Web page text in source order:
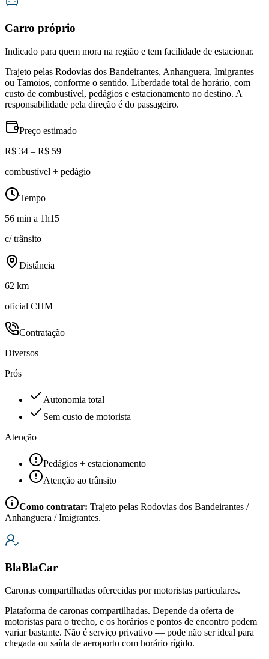
Carro próprio
Indicado para quem mora na região e tem facilidade de estacionar.
Trajeto pelas Rodovias dos Bandeirantes, Anhanguera, Imigrantes
ou Tamoios, conforme o sentido. Liberdade total de horário, com
custo de combustível, pedágios e estacionamento no destino. A
responsabilidade pela direção é do passageiro.
Preço estimado
R$ 34 – R$ 59
combustível + pedágio
Tempo
56 min a 1h15
c/ trânsito
Distância
62 km
oficial CHM
Contratação
Diversos
Prós
Autonomia total
Sem custo de motorista
Atenção
Pedágios + estacionamento
Atenção ao trânsito
Como contratar: Trajeto pelas Rodovias dos Bandeirantes /
Anhanguera / Imigrantes.
BlaBlaCar
Caronas compartilhadas oferecidas por motoristas particulares.
Plataforma de caronas compartilhadas. Depende da oferta de
motoristas para o trecho, e os horários e pontos de encontro podem
variar bastante. Não é serviço privativo — pode não ser ideal para
chegada ou saída de aeroporto com horário rígido.